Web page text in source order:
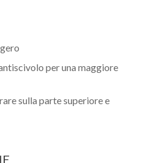
per una maggiore
sulla parte superiore e